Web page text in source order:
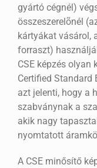
gyártó cégnél)
összeszerelõnél
kártyákat vásárol,
forraszt)
CSE képzés
Certified Standard
azt jelenti, hogy a
szabványnak a
akik nagy
nyomtatott
A CSE minősítő